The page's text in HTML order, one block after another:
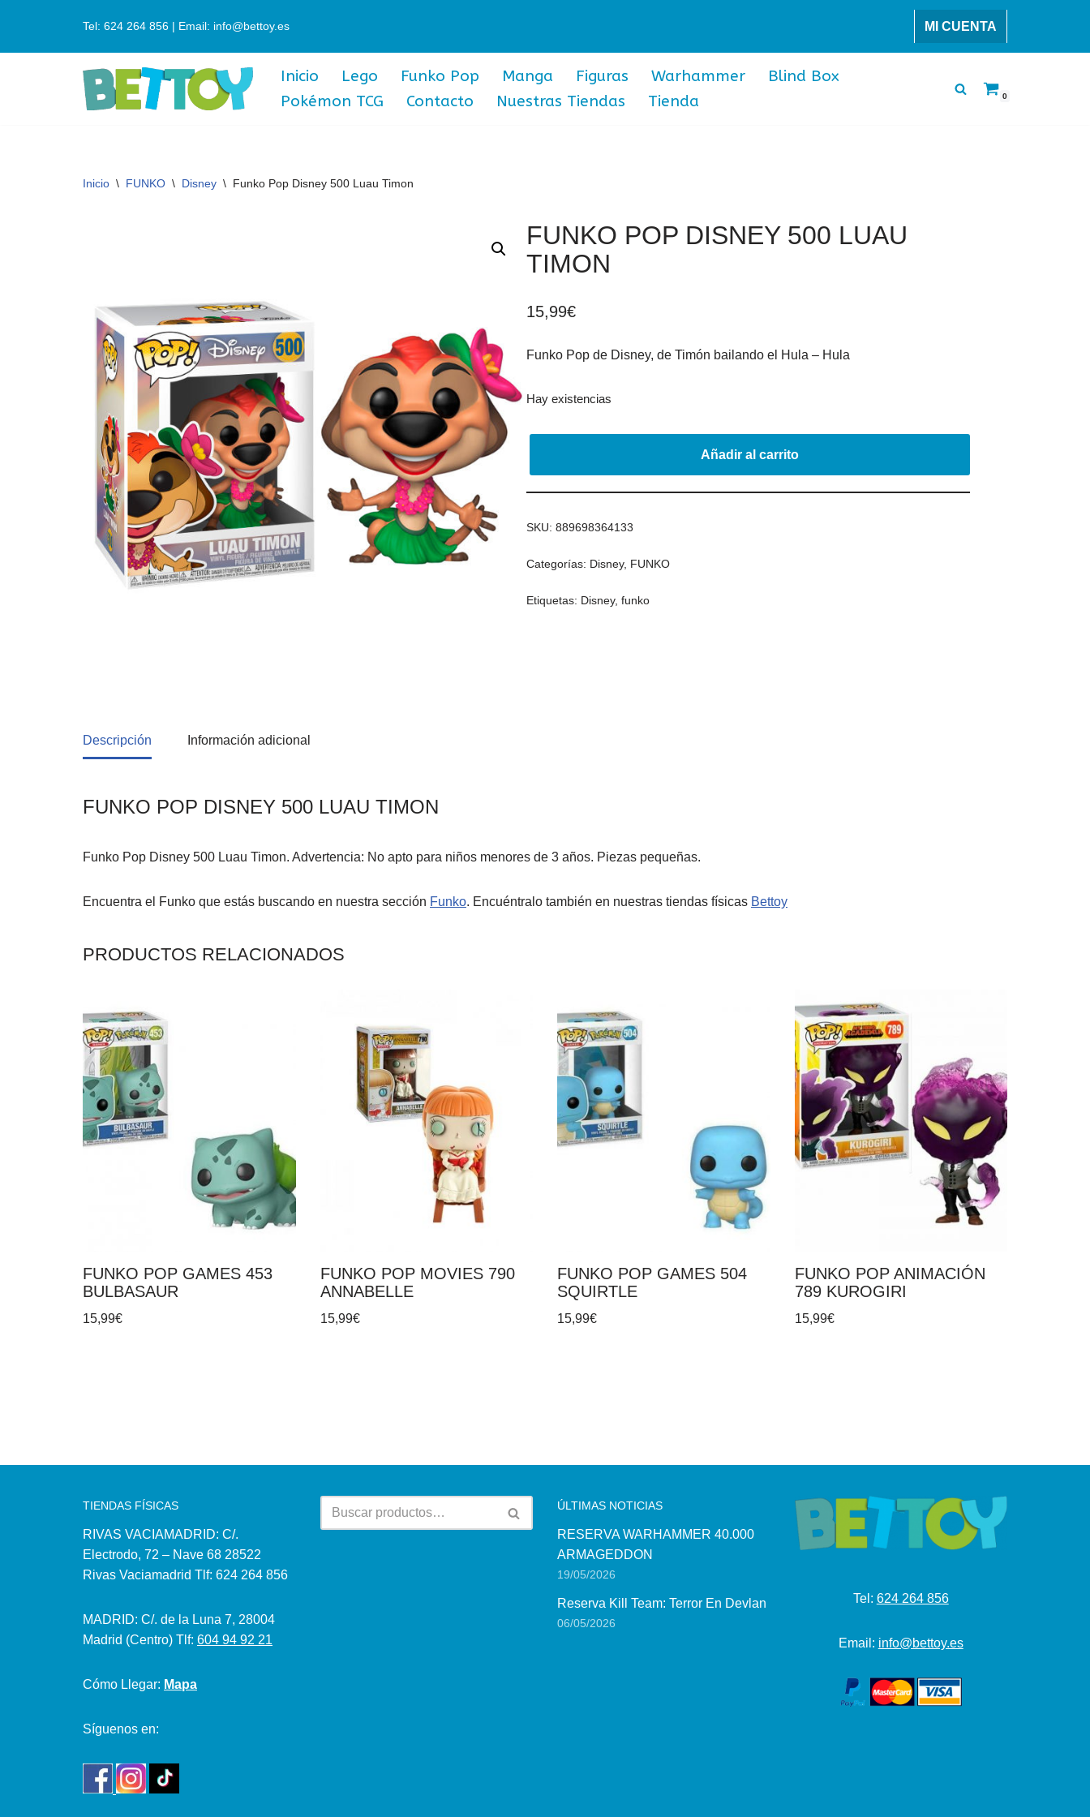
Tel: 624 264 856 | Email: info@bettoy.es MI CUENTA
Inicio Lego Funko Pop Manga Figuras Warhammer
Blind Box
Pokémon TCG
Contacto Nuestras Tiendas Tienda 0
Inicio \ FUNKO \ Disney \ Funko Pop Disney 500 Luau Timon
FUNKO POP DISNEY 500 LUAU
TIMON
15,99€
Funko Pop de Disney, de Timón bailando el Hula – Hula
Hay existencias
Añadir al carrito
SKU:889698364133
Categorías: Disney, FUNKO
Etiquetas: Disney,funko
Descripción Información adicional
FUNKO POP DISNEY 500 LUAU TIMON
Funko Pop Disney 500 Luau Timon. Advertencia: No apto para niños menores de 3 años. Piezas pequeñas.
Encuentra el Funko que estás buscando en nuestra sección Funko. Encuéntralo también en nuestras tiendas físicas Bettoy
PRODUCTOS RELACIONADOS
FUNKO POP GAMES 453
BULBASAUR
15,99€
FUNKO POP MOVIES 790
ANNABELLE
15,99€
FUNKO POP GAMES 504
SQUIRTLE
15,99€
FUNKO POP ANIMACIÓN
789 KUROGIRI
15,99€
TIENDAS FÍSICAS
RIVAS VACIAMADRID: C/.
Electrodo, 72 – Nave 68 28522
Rivas Vaciamadrid Tlf: 624 264 856
MADRID: C/. de la Luna 7, 28004
Madrid (Centro) Tlf: 604 94 92 21
Cómo Llegar: Mapa
Síguenos en:
ÚLTIMAS NOTICIAS
RESERVA WARHAMMER 40.000
ARMAGEDDON
19/05/2026
Reserva Kill Team: Terror En Devlan
06/05/2026
Tel: 624 264 856
Email: info@bettoy.es